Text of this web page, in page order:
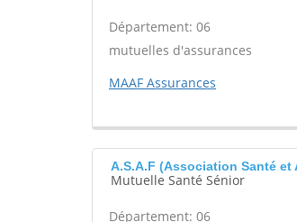
Département: 06
mutuelles d'assurances
MAAF Assurances
A.S.A.F (Association Santé et
Mutuelle Santé Sénior
Département: 06